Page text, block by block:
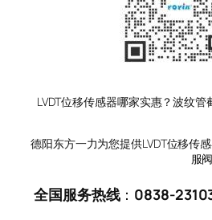
LVDT位移传感器哪家实惠？波纹
德阳东方一力为您提供LVDT位移传
服
全国服务热线： 0838-